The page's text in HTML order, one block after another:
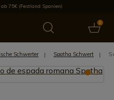
75€ (Festland Spanien)
0
Bestseller
Schwerter Spatha Schwert